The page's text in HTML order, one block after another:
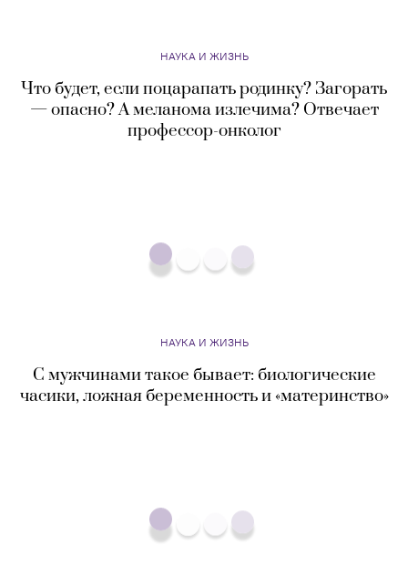
НАУКА И ЖИЗНЬ
Что будет, если поцарапать родинку? Загорать
— опасно? А меланома излечима? Отвечает
профессор-онколог
НАУКА И ЖИЗНЬ
С мужчинами такое бывает: биологические
часики, ложная беременность и «материнство»